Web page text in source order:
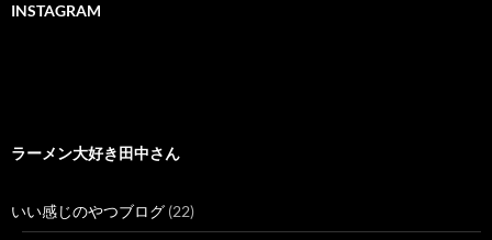
INSTAGRAM
ラーメン大好き田中さん
いい感じのやつブログ (22)